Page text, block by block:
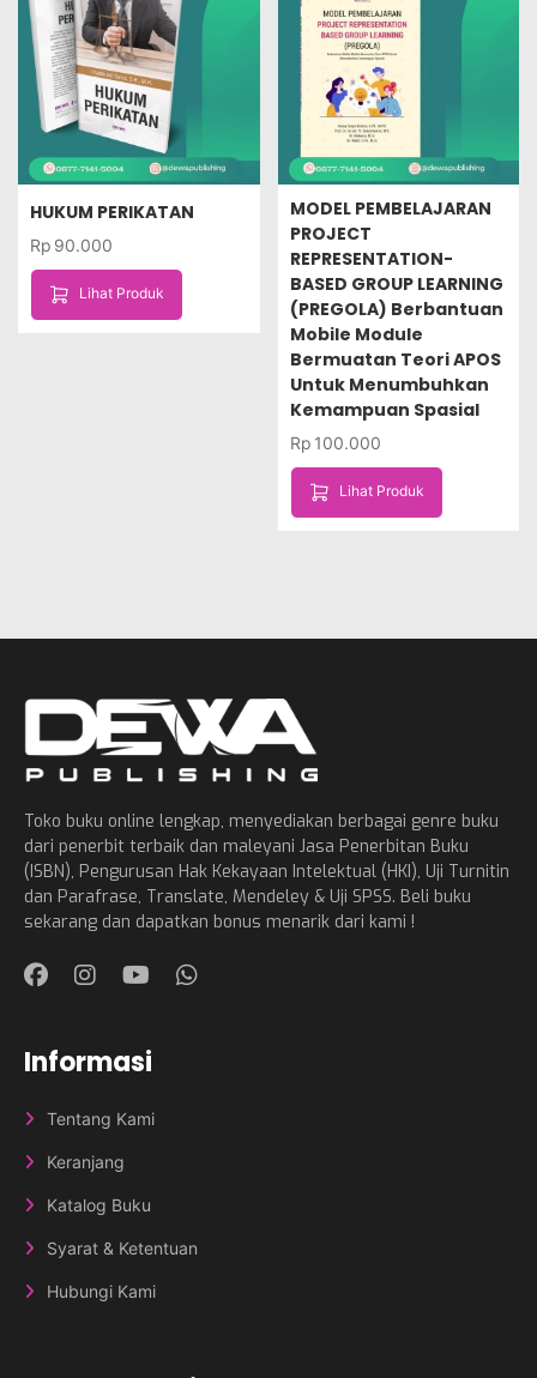
HUKUM PERIKATAN
Rp 90.000
Lihat Produk
MODEL PEMBELAJARAN
PROJECT
REPRESENTATION-
BASED GROUP LEARNING
(PREGOLA) Berbantuan
Mobile Module
Bermuatan Teori APOS
Untuk Menumbuhkan
Kemampuan Spasial
Rp 100.000
Lihat Produk
Toko buku online lengkap, menyediakan berbagai genre buku
dari penerbit terbaik dan maleyani Jasa Penerbitan Buku
(ISBN), Pengurusan Hak Kekayaan Intelektual (HKI), Uji Turnitin
dan Parafrase, Translate, Mendeley & Uji SPSS. Beli buku
sekarang dan dapatkan bonus menarik dari kami !
Informasi
Tentang Kami
Keranjang
Katalog Buku
Syarat & Ketentuan
Hubungi Kami